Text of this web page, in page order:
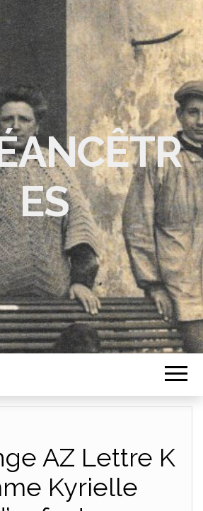
ES
AZ Lettre K
Kyrielle